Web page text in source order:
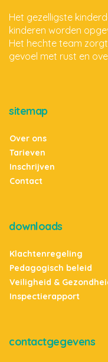
Het gezelligste
kinderen worden
Het hechte team
gevoel met rust en
sitemap
Over ons
Tarieven
Inschrijven
Contact
downloads
Klachtenregeling
Pedagogisch beleid
Veiligheid &
Inspectierapport
contactgegevens